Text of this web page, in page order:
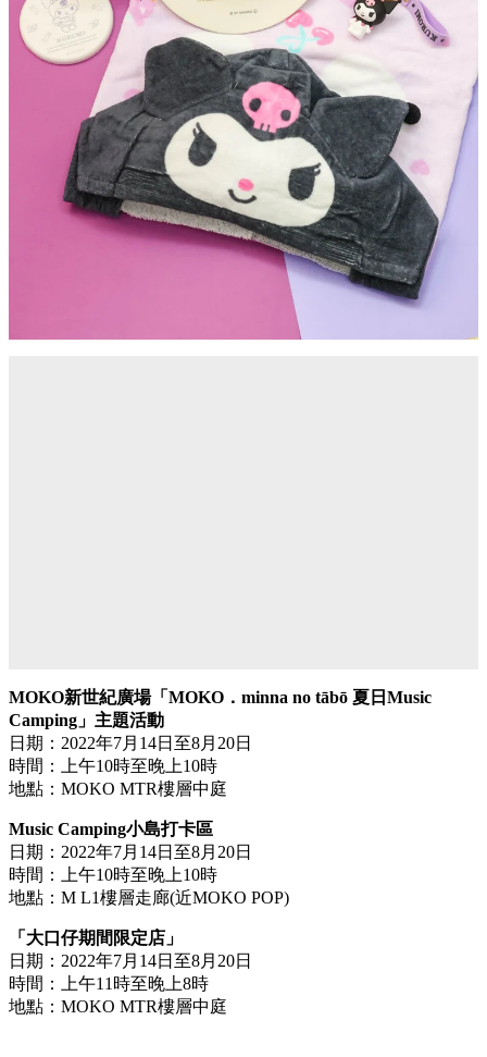
MOKO新世紀廣場「MOKO．minna no tābō 夏日Music
Camping」主題活動
日期：2022年7月14日至8月20日
時間：上午10時至晚上10時
地點：MOKO MTR樓層中庭
Music Camping小島打卡區
日期：2022年7月14日至8月20日
時間：上午10時至晚上10時
地點：M L1樓層走廊(近MOKO POP)
「大口仔期間限定店」
日期：2022年7月14日至8月20日
時間：上午11時至晚上8時
地點：MOKO MTR樓層中庭